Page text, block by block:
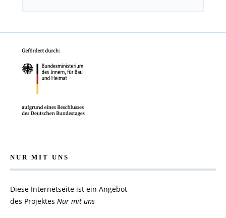
NUR MIT UNS
Diese Internetseite ist ein Angebot
des Projektes Nur mit uns